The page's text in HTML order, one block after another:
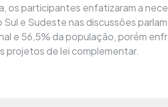
os participantes enfatizaram a
e Sudeste nas discussões
e 56,5% da população, porém
projetos de lei complementar.